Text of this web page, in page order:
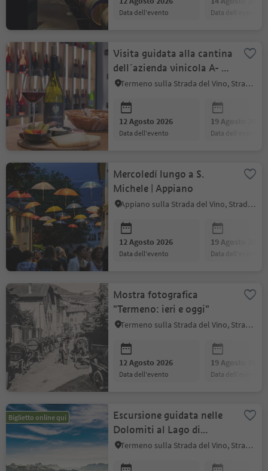
data dell'evento data dell'evento
Visita guidata alla cantina
dell´azienda vinicola A- V.
Elzenbaum
Termeno sulla Strada del Vino, Strada del Vino
12 Agosto 2026
data dell'evento
19 Agosto 2026
data dell'evento
Mercoledí lungo a S.
Michele | Appiano
Appiano sulla Strada del Vino, Strada del Vino
12 Agosto 2026
data dell'evento
19 Agosto 2026
data dell'evento
Mostra fotografica
"Termeno: ieri e oggi"
Termeno sulla Strada del Vino, Strada del Vino
12 Agosto 2026
data dell'evento
19 Agosto 2026
data dell'evento
Biglietto online qui
Escursione guidata nelle
Dolomiti al Lago di
Carezza e Sentiero delle
Termeno sulla Strada del Vino, Strada del Vino